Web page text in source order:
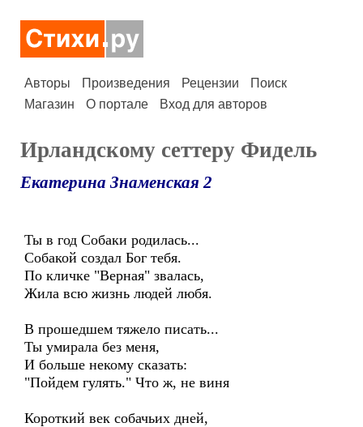
Авторы Произведения Рецензии
Поиск
Магазин
О портале Вход для авторов
Ирландскому сеттеру Фидель
Екатерина Знаменская 2
Ты в год Собаки родилась...
Собакой создал Бог тебя.
По кличке "Верная" звалась,
Жила всю жизнь людей любя.
В прошедшем тяжело писать...
Ты умирала без меня,
И больше некому сказать:
"Пойдем гулять." Что ж, не виня
Короткий век собачьих дней,